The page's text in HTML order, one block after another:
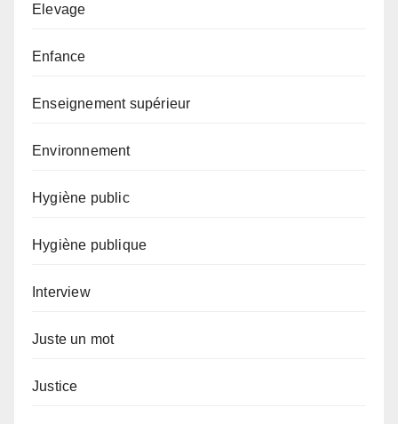
Elevage
Enfance
Enseignement supérieur
Environnement
Hygiène public
Hygiène publique
Interview
Juste un mot
Justice